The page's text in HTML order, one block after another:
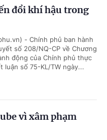
đổi khí hậu trong
- Chính phủ ban hành
số 208/NQ-CP về Chương
động của Chính phủ thực
luận số 75-KL/TW ngày...
vì xâm phạm